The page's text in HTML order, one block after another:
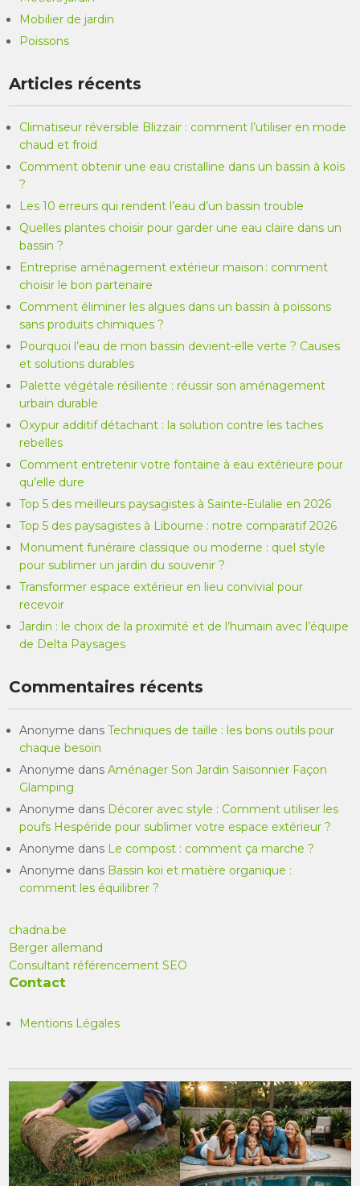
Mobilier de jardin
Poissons
Articles récents
Climatiseur réversible Blizzair : comment l’utiliser en mode
chaud et froid
Comment obtenir une eau cristalline dans un bassin à koïs
?
Les 10 erreurs qui rendent l’eau d’un bassin trouble
Quelles plantes choisir pour garder une eau claire dans un
bassin ?
Entreprise aménagement extérieur maison : comment
choisir le bon partenaire
Comment éliminer les algues dans un bassin à poissons
sans produits chimiques ?
Pourquoi l’eau de mon bassin devient-elle verte ? Causes
et solutions durables
Palette végétale résiliente : réussir son aménagement
urbain durable
Oxypur additif détachant : la solution contre les taches
rebelles
Comment entretenir votre fontaine à eau extérieure pour
qu’elle dure
Top 5 des meilleurs paysagistes à Sainte-Eulalie en 2026
Top 5 des paysagistes à Libourne : notre comparatif 2026
Monument funéraire classique ou moderne : quel style
pour sublimer un jardin du souvenir ?
Transformer espace extérieur en lieu convivial pour
recevoir
Jardin : le choix de la proximité et de l’humain avec l’équipe
de Delta Paysages
Commentaires récents
Anonyme dansTechniques de taille : les bons outils pour
chaque besoin
Anonyme dansAménager Son Jardin Saisonnier Façon
Glamping
Anonyme dans Décorer avec style : Comment utiliser les
poufs Hespéride pour sublimer votre espace extérieur ?
Anonyme dans Le compost : comment ça marche ?
Anonyme dans Bassin koi et matière organique :
comment les équilibrer ?
chadna.be
Berger allemand
Consultant référencement SEO
Contact
Mentions Légales